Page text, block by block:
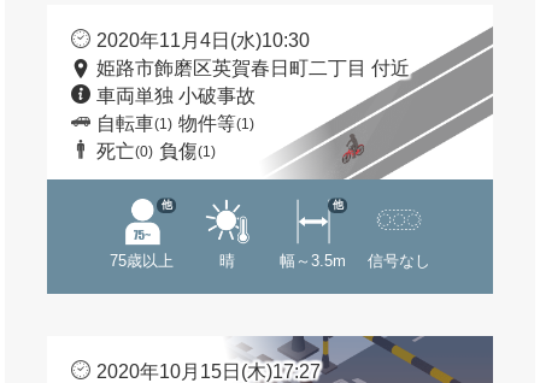
2020年11月4日(水)10:30
姫路市飾磨区英賀春日町二丁目 付近
車両単独 小破事故
自転車(1) 物件等(1)
死亡(0) 負傷(1)
75歳以上
他
晴 幅～3.5m
他
信号なし
2020年10月15日(木)17:27